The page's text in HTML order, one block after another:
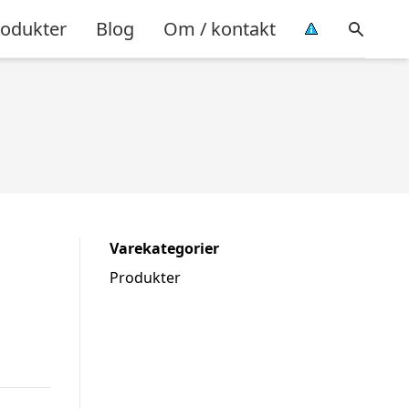
Blog Om / kontakt
Varekategorier
Produkter